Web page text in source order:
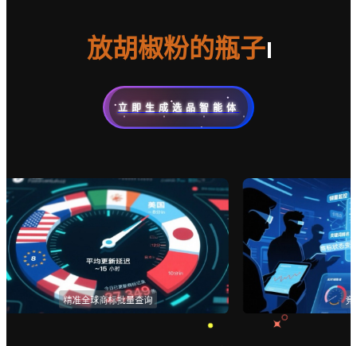
店铺上新监控
商标查询
利润计算器
图搜选品
以图挖词
店铺管理
小孩穿的裙子
立即生成选品智能体